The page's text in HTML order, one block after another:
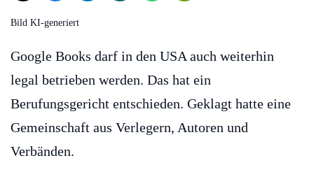
Bild KI-generiert
Google Books darf in den USA auch weiterhin
legal betrieben werden. Das hat ein
Berufungsgericht entschieden. Geklagt hatte eine
Gemeinschaft aus Verlegern, Autoren und
Verbänden.